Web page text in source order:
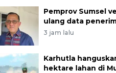
Pemprov Sumsel
ulang data
3 jam lalu
Karhutla
hektare lahan di